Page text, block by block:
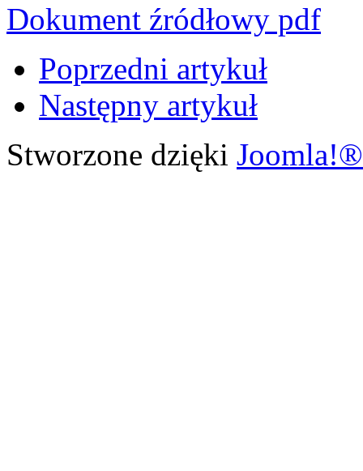
Dokument źródłowy pdf
Poprzedni artykuł
Następny artykuł
Stworzone dzięki Joomla!®